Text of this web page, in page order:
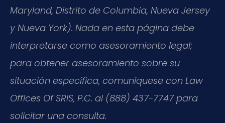
Maryland, Distrito de Columbia, Nueva Jersey
y Nueva York). Nada en esta página debe
interpretarse como asesoramiento legal;
para obtener asesoramiento sobre su
situación específica, comuníquese con Law
Offices Of SRIS, P.C. al (888) 437-7747 para
solicitar una consulta.